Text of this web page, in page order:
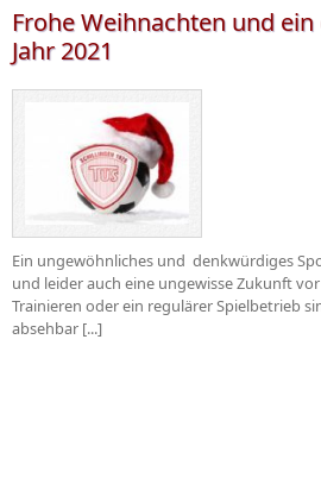
Frohe Weihnachten und
Jahr 2021
Ein ungewöhnliches und denkwürdiges
und leider auch eine ungewisse Zukunft
Trainieren oder ein regulärer Spielbetrieb
absehbar [...]